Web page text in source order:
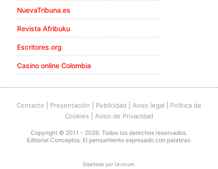
NuevaTribuna.es
Revista Afribuku
Escritores.org
Casino online Colombia
Contacto Presentación Publicidad Aviso legal
Política de
Cookies
Aviso de Privacidad
Copyright © 2011 - 2026. Todos los derechos reservados.
Editorial Conceptos. El pensamiento expresado con palabras.
Diseñado por Urvicom